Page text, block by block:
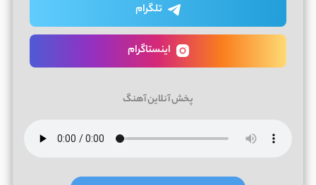
تلگرام
اینستاگرام
پخش آنلاین آهنگ